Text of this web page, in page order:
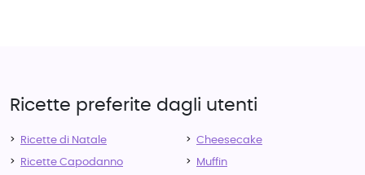
Ricette preferite dagli utenti
Ricette di Natale
Ricette Capodanno
Cheesecake
Muffin